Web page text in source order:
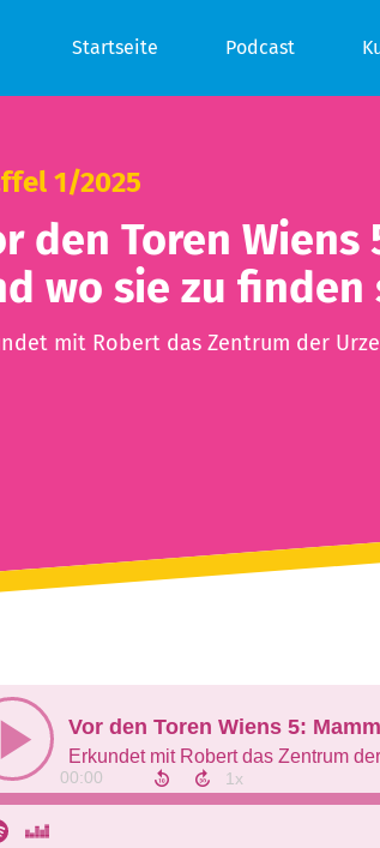
Startseite Podcast
1/2025
den Toren Wiens
wo sie zu finden
mit Robert das Zentrum der